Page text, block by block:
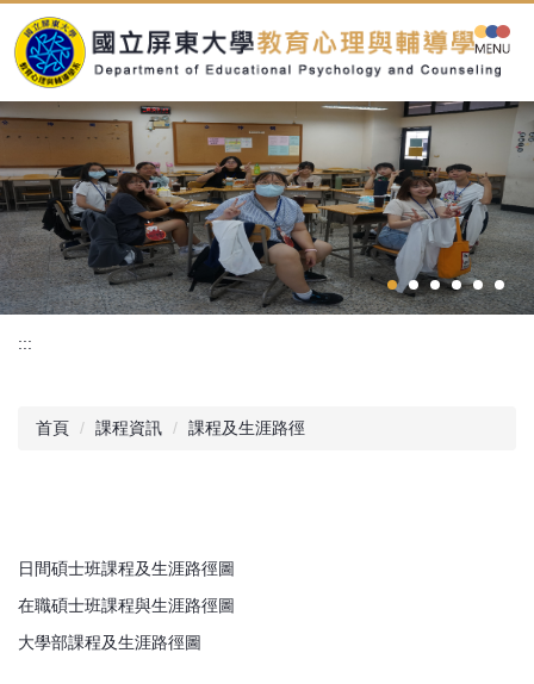
到
主
內
容
區
:::
首頁 課程資訊 課程及生涯路徑
日間碩士班課程及生涯路徑圖
在職碩士班課程與生涯路徑圖
大學部課程及生涯路徑圖